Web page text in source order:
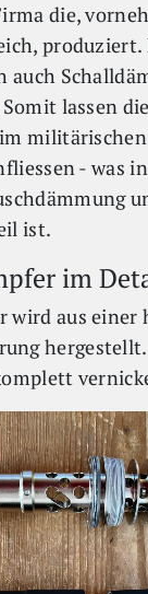
die,
produziert.
auch
lassen
- was
ist.
im
wird aus einer
hergestellt.